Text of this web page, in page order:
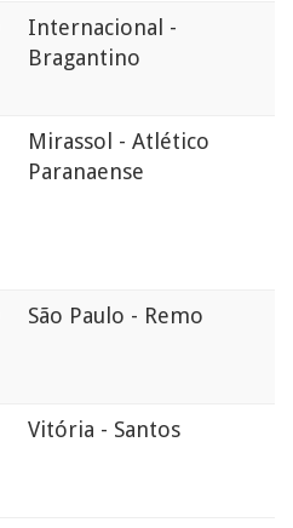
Internacional -
Bragantino
Mirassol - Atlético
Paranaense
São Paulo - Remo
Vitória - Santos